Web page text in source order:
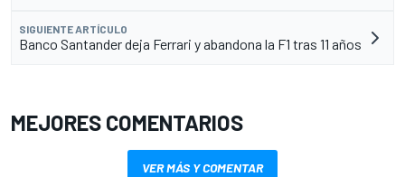
SIGUIENTE ARTÍCULO
Banco Santander deja Ferrari y abandona la F1 tras 11 años
MEJORES COMENTARIOS
VER MÁS Y COMENTAR